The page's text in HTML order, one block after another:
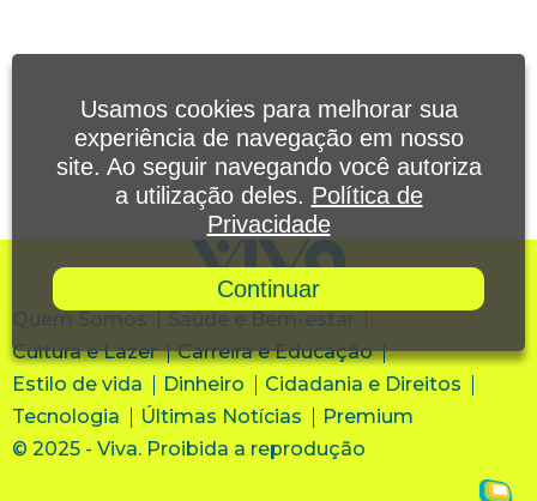
Quem Somos
Saúde e Bem-estar
Cultura e Lazer
Carreira e Educação
Estilo de vida
Dinheiro
Cidadania e Direitos
Tecnologia
Últimas Notícias
Premium
© 2025 - Viva. Proibida a reprodução
Usamos cookies para melhorar sua
experiência de navegação em nosso
site. Ao seguir navegando você autoriza
a utilização deles. Política de
Privacidade
Continuar